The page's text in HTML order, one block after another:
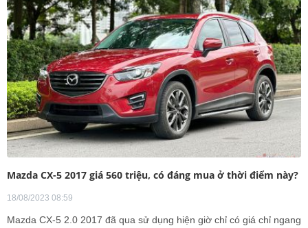
Mazda CX-5 2017 giá 560 triệu, có đáng mua ở thời điểm này?
18/08/2023 08:59
Mazda CX-5 2.0 2017 đã qua sử dụng hiện giờ chỉ có giá chỉ ngang